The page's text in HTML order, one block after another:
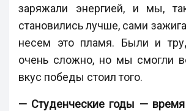
заряжали энергией, и мы,
становились лучше, сами
несем это пламя. Были и
очень сложно, но мы смогли
вкус победы стоил того.
— Студенческие годы — время